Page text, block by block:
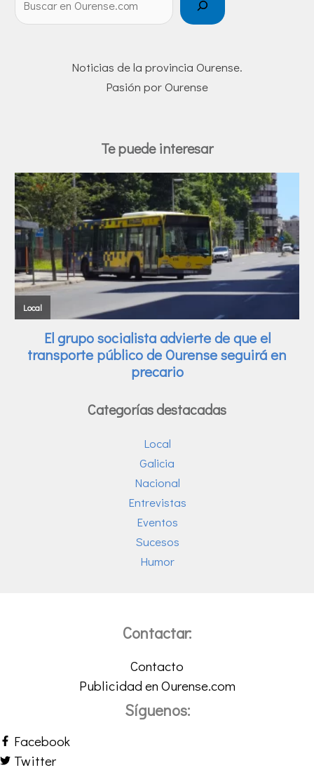
Noticias de la provincia Ourense.
Pasión por Ourense
Te puede interesar
Categorías destacadas
Local
Galicia
Nacional
Entrevistas
Eventos
Sucesos
Humor
Contactar:
Contacto
Publicidad en Ourense.com
Síguenos:
Facebook
Twitter